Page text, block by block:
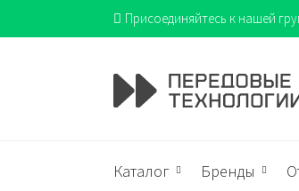
Присоединяйтесь к нашей
Каталог Бренды